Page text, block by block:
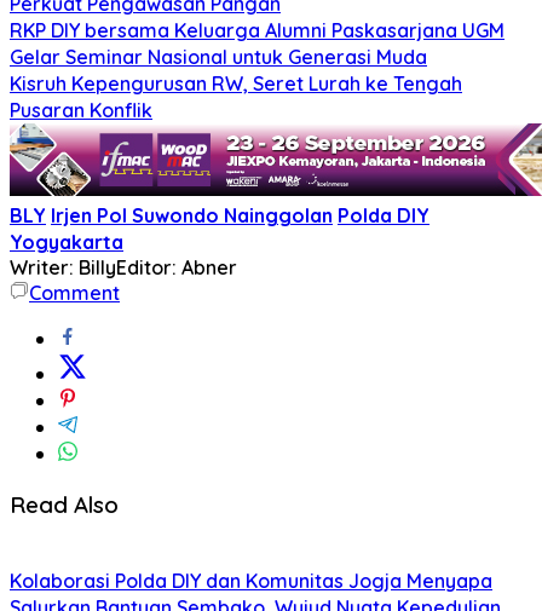
RKP DIY bersama Keluarga Alumni Paskasarjana UGM
Gelar Seminar Nasional untuk Generasi Muda
Kisruh Kepengurusan RW, Seret Lurah ke Tengah
Pusaran Konflik
BLY Irjen Pol Suwondo Nainggolan Polda DIY
Yogyakarta
Writer: BillyEditor: Abner
Comment
Read Also
Kolaborasi Polda DIY dan Komunitas Jogja Menyapa